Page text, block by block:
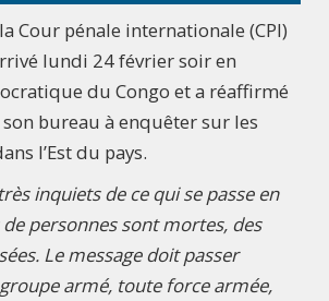
Cour pénale internationale (CPI)
lundi 24 février soir en
du Congo et a réaffirmé
son bureau à enquêter sur les
l’Est du pays.
inquiets de ce qui se passe en
de personnes sont mortes, des
Le message doit passer
armé, toute force armée,